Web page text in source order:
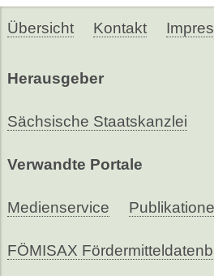
Übersicht Kontakt
Herausgeber
Sächsische Staatskanzlei
Verwandte Portale
Medienservice
FÖMISAX